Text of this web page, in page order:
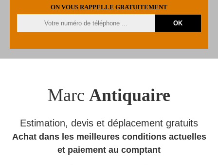
ON VOUS RAPPELLE GRATUITEMENT
Marc Antiquaire
Estimation, devis et déplacement gratuits
Achat dans les meilleures conditions actuelles
et paiement au comptant